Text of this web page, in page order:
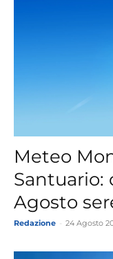
Meteo
Santuario:
Agosto
Redazione 24 Agosto